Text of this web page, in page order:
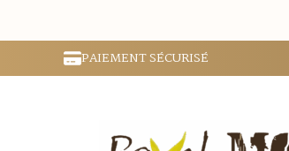
PAIEMENT SÉCURISÉ